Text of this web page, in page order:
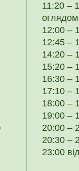
11:20 –
оглядом
12:00 –
12:45 –
14:20 –
15:20 –
16:30 –
17:10 –
18:00 –
19:00 –
20:00 –
20:30 –
23:00